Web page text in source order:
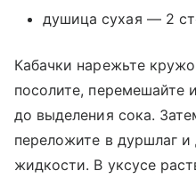
душица сухая — 2
Кабачки нарежьте
посолите, перемешайте
до выделения сока.
переложите в дуршлаг и
жидкости. В уксусе